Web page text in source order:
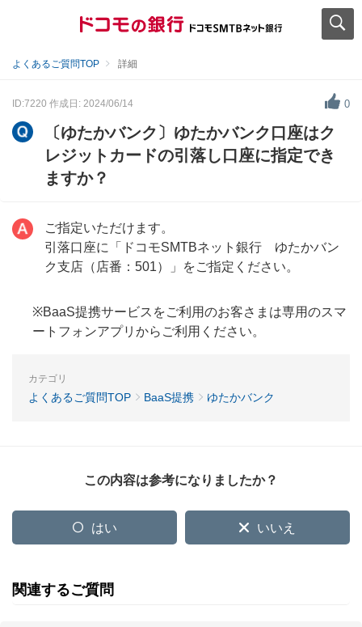
よくあるご質問TOP 詳細
ID:7220 作成日: 2024/06/14 0
〔ゆたかバンク〕ゆたかバンク口座はク
レジットカードの引落し口座に指定でき
ますか？
ご指定いただけます。
引落口座に「ドコモSMTBネット銀行 ゆたかバン
ク支店（店番：501）」をご指定ください。
※BaaS提携サービスをご利用のお客さまは専用のスマ
ートフォンアプリからご利用ください。
カテゴリ
よくあるご質問TOP BaaS提携 ゆたかバンク
この内容は参考になりましたか？
はい いいえ
関連するご質問